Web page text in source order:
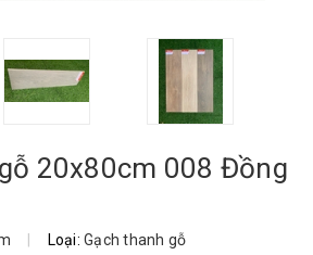
20x80cm 008 Đồng
| Loại: Gạch thanh gỗ